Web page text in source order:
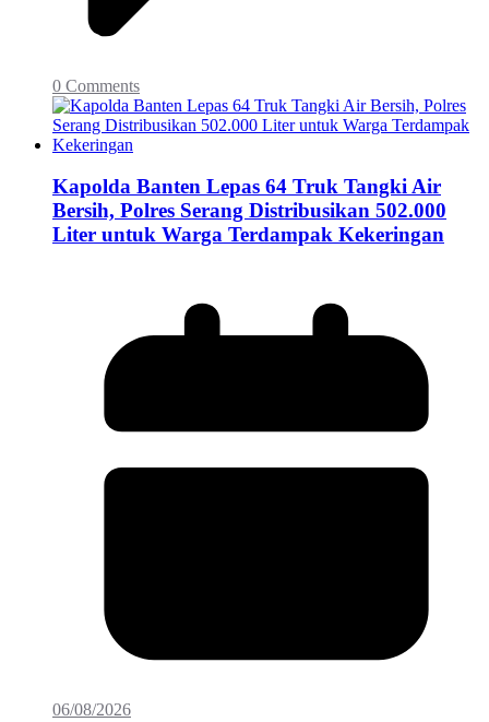
0 Comments
Kapolda Banten Lepas 64 Truk Tangki Air
Bersih, Polres Serang Distribusikan 502.000
Liter untuk Warga Terdampak Kekeringan
06/08/2026